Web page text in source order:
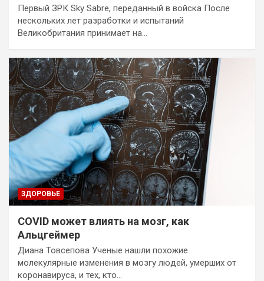
Первый ЗРК Sky Sabre, переданный в войска После
нескольких лет разработки и испытаний
Великобритания принимает на…
ЗДОРОВЬЕ
COVID может влиять на мозг, как
Альцгеймер
Диана Товсепова Ученые нашли похожие
молекулярные изменения в мозгу людей, умерших от
коронавируса, и тех, кто…